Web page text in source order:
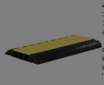
I dossi passacavi sono
situazioni, soprattutto dove la
priorità, come in prossimità di
aree residenziali. La loro forma
protegge i cavi, ma
il traffico, aumentando così la
Questi dispositivi possono
proteggere una vasta gamma
elettrici, telefonici, internet e